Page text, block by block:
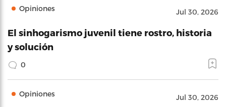
Opiniones Jul 30, 2026
El sinhogarismo juvenil tiene rostro, historia
y solución
0
Opiniones Jul 30, 2026